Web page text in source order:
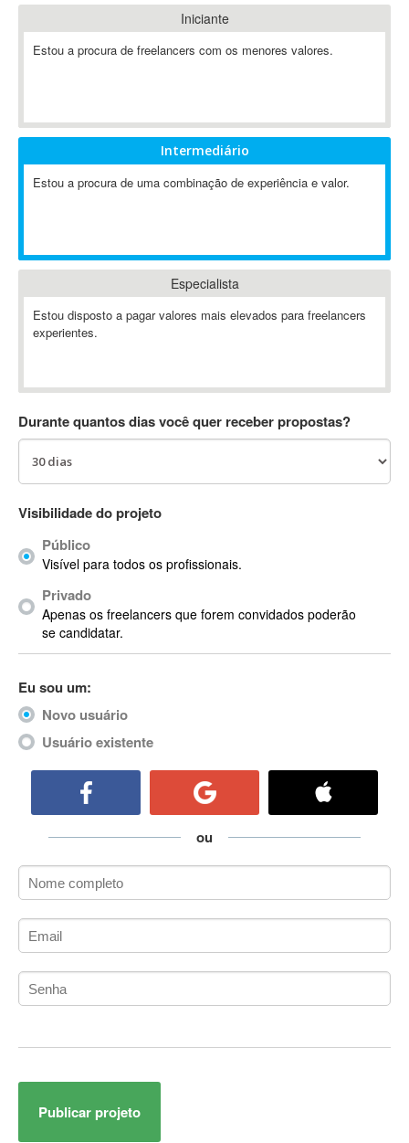
A-GPS
A2Billing
AAUS Scientific Diver
Abaqus
ABIS
Ableton Push
Abstract
Abstract Window Toolkit (AWT)
Absynth
AC3
AccountMate
ACDSee
ACID Pro
ACPI
Acrobat X
ACT
Actian
Actimize
ActionScript 3
Active Directory
ActiveCollab
ActiveX
ActiveX Data Objects (ADO)
Ada
Adianti Framework
ADK
Administração
Administração de Artistas e Repertórios
Administração de Redes
Administração PostgreSQL
ADO.NET Entity Framework
Iniciante
Estou a procura de freelancers com os menores valores.
Intermediário
Estou a procura de uma combinação de experiência e valor.
Especialista
Estou disposto a pagar valores mais elevados para freelancers
experientes.
Durante quantos dias você quer receber propostas?
Visibilidade do projeto
Público
Visível para todos os profissionais.
Privado
Apenas os freelancers que forem convidados poderão
se candidatar.
Eu sou um:
Novo usuário
Usuário existente
ou
Publicar projeto